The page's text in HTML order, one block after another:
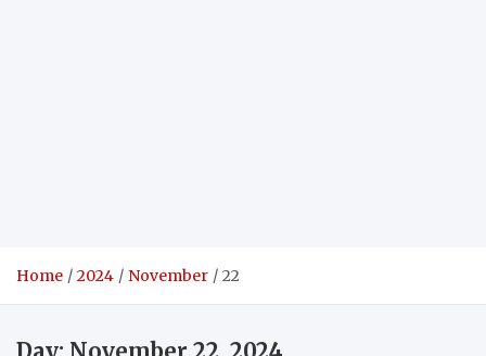
Home 2024 November 22